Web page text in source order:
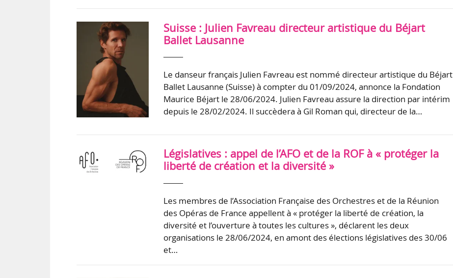
Suisse : Julien Favreau directeur artistique du Béjart
Ballet Lausanne
Le danseur français Julien Favreau est nommé directeur artistique du Béjart
Ballet Lausanne (Suisse) à compter du 01/09/2024, annonce la Fondation
Maurice Béjart le 28/06/2024. Julien Favreau assure la direction par intérim
depuis le 28/02/2024. Il succèdera à Gil Roman qui, directeur de la…
Législatives : appel de l’AFO et de la ROF à « protéger la
liberté de création et la diversité »
Les membres de l’Association Française des Orchestres et de la Réunion
des Opéras de France appellent à « protéger la liberté de création, la
diversité et l’ouverture à toutes les cultures », déclarent les deux
organisations le 28/06/2024, en amont des élections législatives des 30/06
et…